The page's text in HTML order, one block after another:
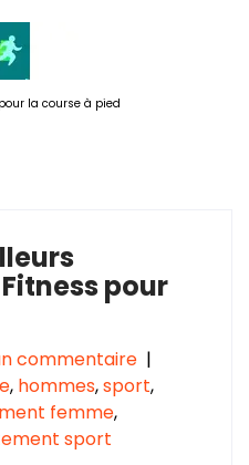
la course à pied
de sport
pour
commentaire |
, hommes,sport,
femme,
sport